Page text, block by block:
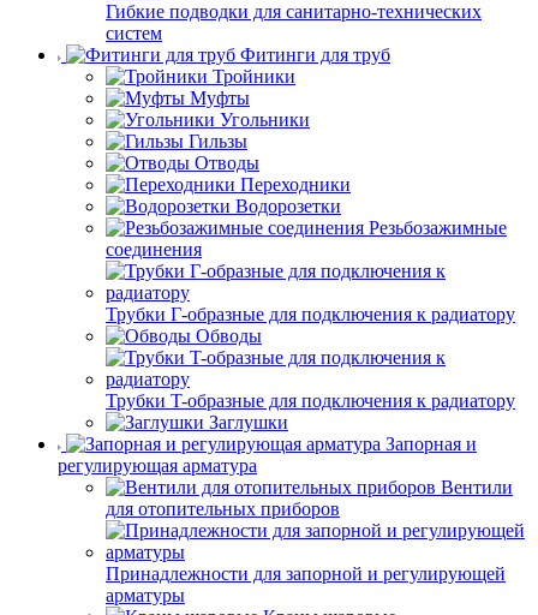
Гибкие подводки для санитарно-технических
систем
Фитинги для труб
Тройники
Муфты
Угольники
Гильзы
Отводы
Переходники
Водорозетки
Резьбозажимные
соединения
Трубки Г-образные для подключения к радиатору
Обводы
Трубки T-образные для подключения к радиатору
Заглушки
Запорная и
регулирующая арматура
Вентили
для отопительных приборов
Принадлежности для запорной и регулирующей
арматуры